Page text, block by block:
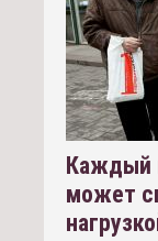
Каждый
может